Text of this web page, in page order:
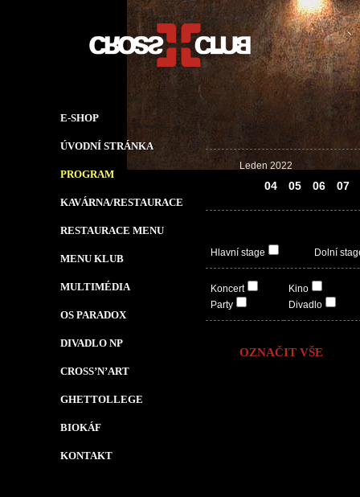
E-SHOP
ÚVODNÍ STRÁNKA
PROGRAM
KAVÁRNA/RESTAURACE
RESTAURACE MENU
MENU KLUB
MULTIMÉDIA
OS PARADOX
DIVADLO NP
CROSS’N’ART
GHETTOLLEGE
BIOKÁF
KONTAKT
Leden 2022
04 05 06 07
Hlavní stage Dolní
Koncert
Party
Kino
Divadlo
OZNAČIT VŠE